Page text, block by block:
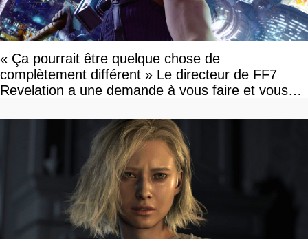
« Ça pourrait être quelque chose de
complètement différent » Le directeur de FF7
Revelation a une demande à vous faire et vous